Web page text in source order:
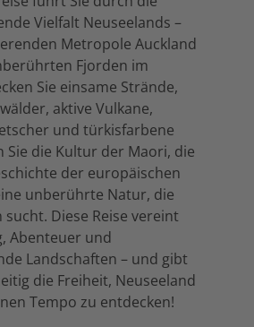
Vielfalt Neuseelands –
Metropole Auckland
Fjorden im
Sie einsame Strände,
aktive Vulkane,
und türkisfarbene
Sie die Kultur der Maori, die
der europäischen
unberührte Natur, die
Diese Reise vereint
Abenteuer und
Landschaften – und gibt
die Freiheit, Neuseeland
Tempo zu entdecken!